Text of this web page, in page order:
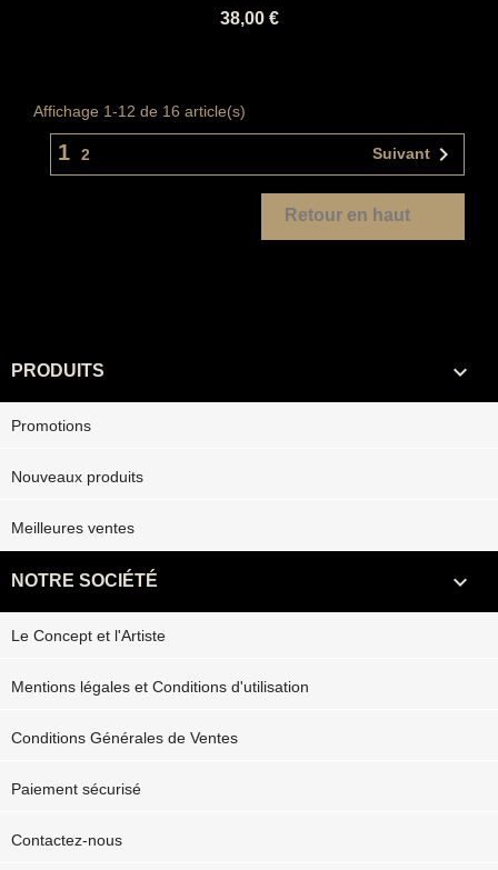
38,00 €
Affichage 1-12 de 16 article(s)
1 2 Suivant 
Retour en haut
PRODUITS 
Promotions
Nouveaux produits
Meilleures ventes
NOTRE SOCIÉTÉ 
Le Concept et l'Artiste
Mentions légales et Conditions d'utilisation
Conditions Générales de Ventes
Paiement sécurisé
Contactez-nous